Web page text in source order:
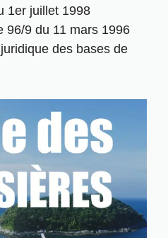
1er juillet 1998
96/9 du 11 mars 1996
des bases de